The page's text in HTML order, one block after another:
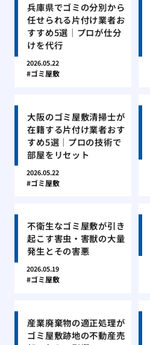
兵庫県でゴミの分別から
任せられる片付け業者お
すすめ5選｜プロが仕分
けを代行
2026.05.22
ゴミ屋敷
大阪のゴミ屋敷清掃士が
在籍する片付け業者おす
すめ5選｜プロの技術で
部屋をリセット
2026.05.22
ゴミ屋敷
不衛生なゴミ屋敷が引き
起こす害虫・害獣の大量
発生とその害悪
2026.05.19
ゴミ屋敷
産業廃棄物の適正処理が
ゴミ屋敷跡地の不動産売